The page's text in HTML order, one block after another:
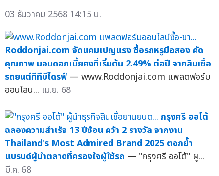
03 ธันวาคม 2568 14:15 น.
Roddonjai.com จัดแคมเปญแรง ซื้อรถหรูมือสอง คัด
คุณภาพ มอบดอกเบี้ยคงที่เริ่มต้น 2.49% ต่อปี จากสินเชื่อ
รถยนต์ทีทีบีไดรฟ์ — www.Roddonjai.com แพลตฟอร์ม
ออนไลน... เม.ย. 68
กรุงศรี ออโต้
ฉลองความสำเร็จ 13 ปีซ้อน คว้า 2 รางวัล จากงาน
Thailand's Most Admired Brand 2025 ตอกย้ำ
แบรนด์ผู้นำตลาดที่ครองใจผู้ใช้รถ — "กรุงศรี ออโต้" ผู...
มี.ค. 68